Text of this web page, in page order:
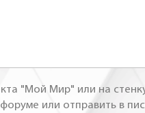
"Мой Мир" или на
или отправить в